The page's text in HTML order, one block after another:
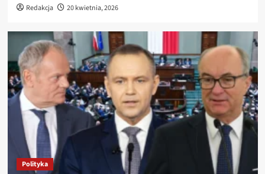
Redakcja 20 kwietnia, 2026
Polityka